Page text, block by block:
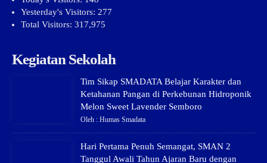
Yesterday's Visitors: 277
Total Visitors: 317,975
Kegiatan Sekolah
Tim Sikap SMADATA Belajar Karakter dan
Ketahanan Pangan di Perkebunan Hidroponik
Melon Sweet Lavender Semboro
Oleh : Humas Smadata
Hari Pertama Penuh Semangat, SMAN 2
Tanggul Awali Tahun Ajaran Baru dengan